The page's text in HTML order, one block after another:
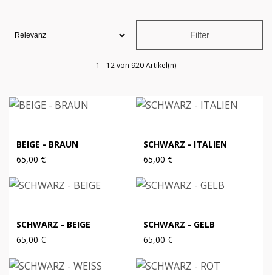
Filter
1 - 12 von 920 Artikel(n)
BEIGE - BRAUN
65,00 €
SCHWARZ - ITALIEN
65,00 €
SCHWARZ - BEIGE
65,00 €
SCHWARZ - GELB
65,00 €